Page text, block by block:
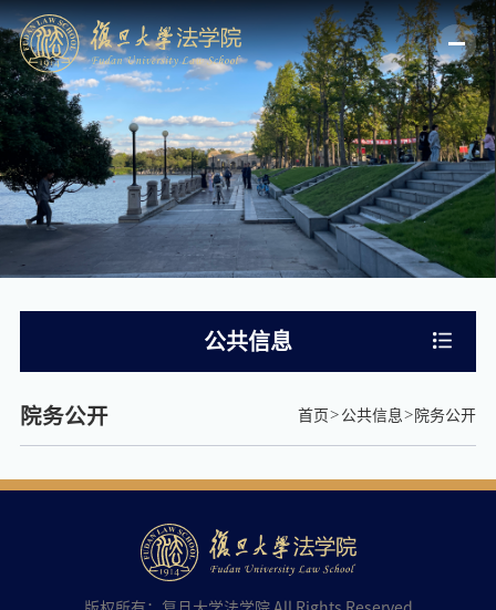
公共信息
院务公开 首页 公共信息 院务公开